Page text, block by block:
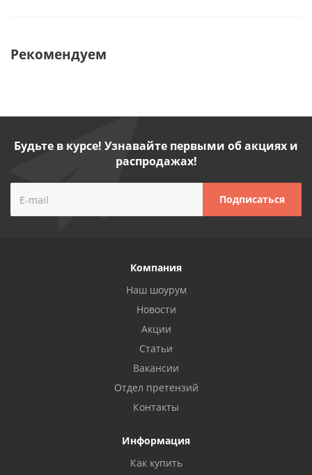
Рекомендуем
Будьте в курсе! Узнавайте первыми об акциях и
распродажах!
Компания
Наш шоурум
Новости
Акции
Статьи
Вакансии
Отдел претензий
Контакты
Информация
Как купить